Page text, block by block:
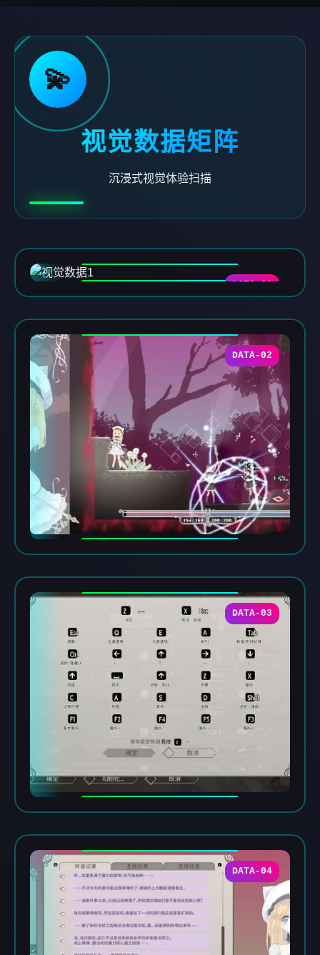
💫
视觉数据矩阵
沉浸式视觉体验扫描
DATA-01
DATA-02
DATA-03
DATA-04